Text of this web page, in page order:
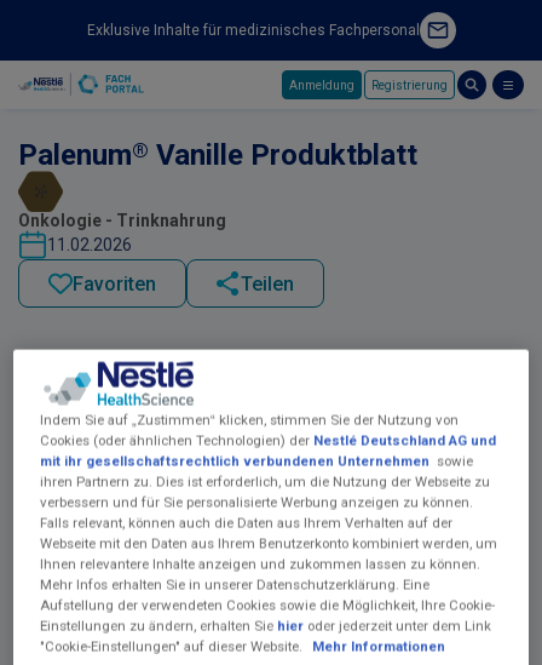
Exklusive Inhalte für medizinisches Fachpersonal
Anmeldung Registrierung
Palenum® Vanille Produktblatt
Onkologie - Trinknahrung
11.02.2026
Favoriten Teilen
Indem Sie auf „Zustimmen“ klicken, stimmen Sie der Nutzung von
Cookies (oder ähnlichen Technologien) der Nestlé Deutschland AG und
mit ihr gesellschaftsrechtlich verbundenen Unternehmen sowie
ihren Partnern zu. Dies ist erforderlich, um die Nutzung der Webseite zu
verbessern und für Sie personalisierte Werbung anzeigen zu können.
Falls relevant, können auch die Daten aus Ihrem Verhalten auf der
Webseite mit den Daten aus Ihrem Benutzerkonto kombiniert werden, um
Ihnen relevantere Inhalte anzeigen und zukommen lassen zu können.
Mehr Infos erhalten Sie in unserer Datenschutzerklärung. Eine
Aufstellung der verwendeten Cookies sowie die Möglichkeit, Ihre Cookie-
Einstellungen zu ändern, erhalten Sie hier oder jederzeit unter dem Link
"Cookie-Einstellungen" auf dieser Website.
Mehr Informationen